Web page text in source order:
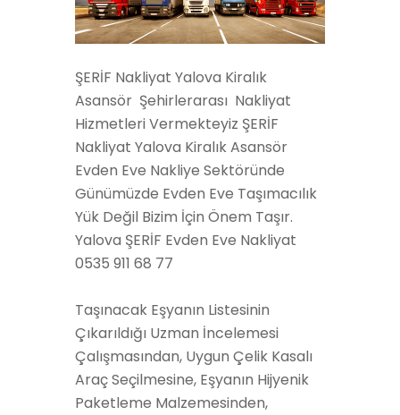
ŞERİF Nakliyat Yalova Kiralık
Asansör Şehirlerarası Nakliyat
Hizmetleri Vermekteyiz ŞERİF
Nakliyat Yalova Kiralık Asansör
Evden Eve Nakliye Sektöründe
Günümüzde Evden Eve Taşımacılık
Yük Değil Bizim İçin Önem Taşır.
Yalova ŞERİF Evden Eve Nakliyat
0535 911 68 77
Taşınacak Eşyanın Listesinin
Çıkarıldığı Uzman İncelemesi
Çalışmasından, Uygun Çelik Kasalı
Araç Seçilmesine, Eşyanın Hijyenik
Paketleme Malzemesinden,